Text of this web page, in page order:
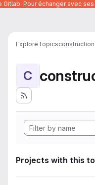
Gitlab. Pour échanger avec
ExploreTopics
C
Projects with this